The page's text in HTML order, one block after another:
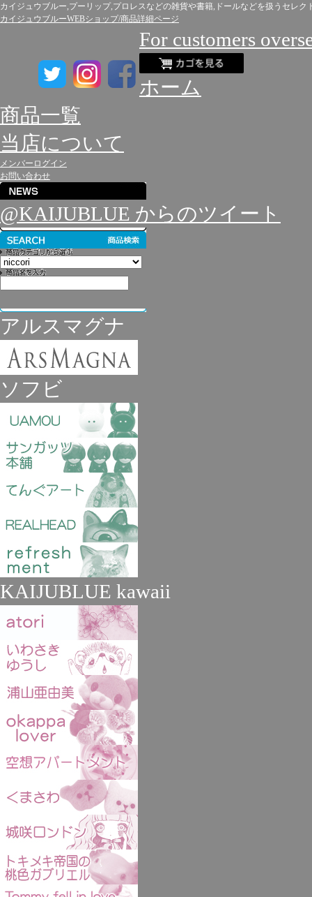
カイジュウブルー,プーリップ,プロレスなどの雑貨や書籍,ドールなどを扱うセレク
カイジュウブルーWEBショップ/商品詳細ページ
For customers
ホーム
商品一覧
当店について
メンバーログイン
お問い合わせ
@KAIJUBLUE からのツイート
アルスマグナ
ソフビ
KAIJUBLUE kawaii